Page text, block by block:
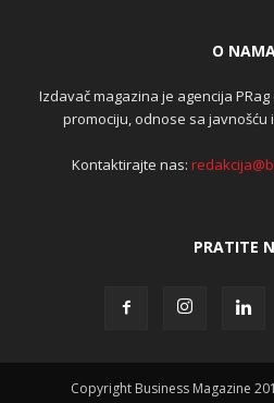
O
Izdavač magazina je agencija
promociju, odnose sa javnošću
Kontaktirajte nas:
PRATITE
Copyright Business Magazine